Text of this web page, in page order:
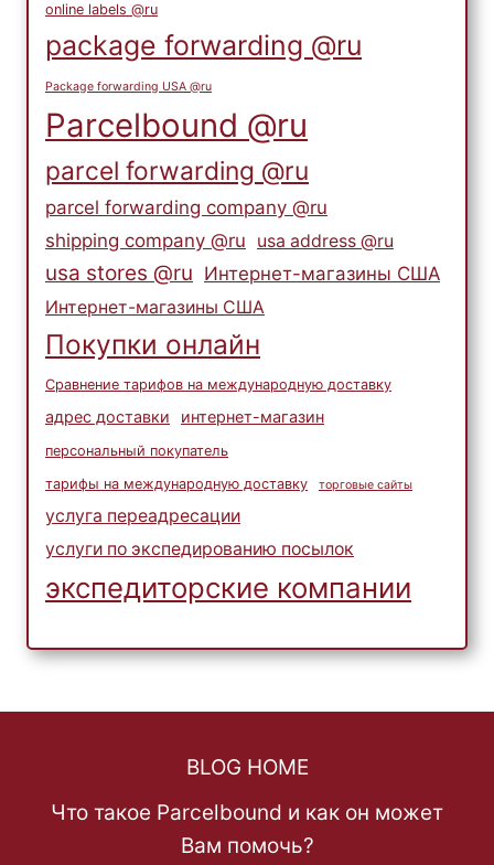
online labels @ru
package forwarding @ru
Package forwarding USA @ru
Parcelbound @ru
parcel forwarding @ru
parcel forwarding company @ru
shipping company @ru
usa address @ru
usa stores @ru Интернет-магазины США
Интернет-магазины США
Покупки онлайн
Сравнение тарифов на международную доставку
адрес доставки интернет-магазин
персональный покупатель
тарифы на международную доставку
торговые сайты
услуга переадресации
услуги по экспедированию посылок
экспедиторские компании
BLOG HOME
Что такое Parcelbound и как он может
Вам помочь?